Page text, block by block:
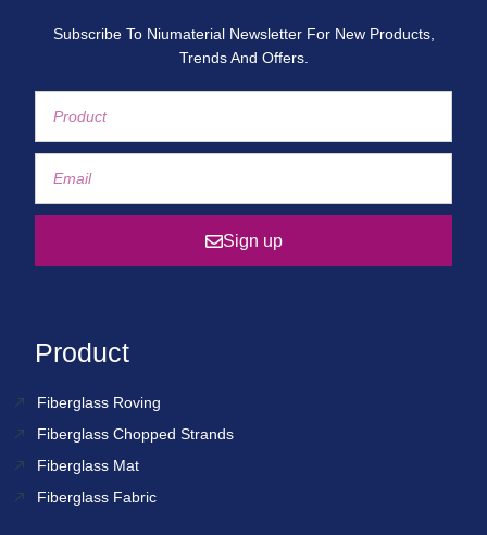
Subscribe To Niumaterial Newsletter For New Products,
Trends And Offers.
Sign up
Product
Fiberglass Roving
Fiberglass Chopped Strands
Fiberglass Mat
Fiberglass Fabric